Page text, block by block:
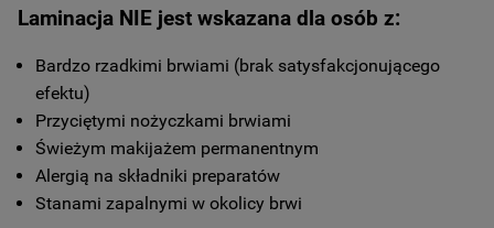
Laminacja NIE jest wskazana dla osób z:
Bardzo rzadkimi brwiami (brak satysfakcjonującego
efektu)
Przyciętymi nożyczkami brwiami
Świeżym makijażem permanentnym
Alergią na składniki preparatów
Stanami zapalnymi w okolicy brwi